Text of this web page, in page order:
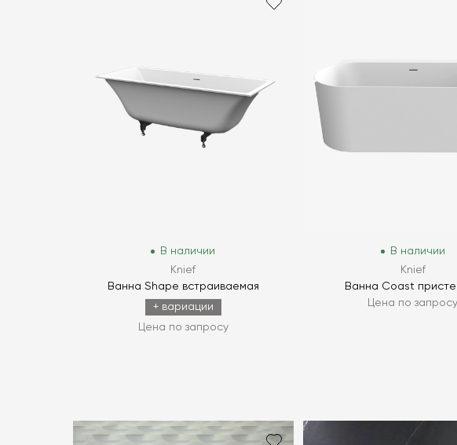
В наличии
Knief
Ванна Shape встраиваемая
+ вариации
Цена по запросу
В наличии
Knief
Ванна Coast
Цена по запросу